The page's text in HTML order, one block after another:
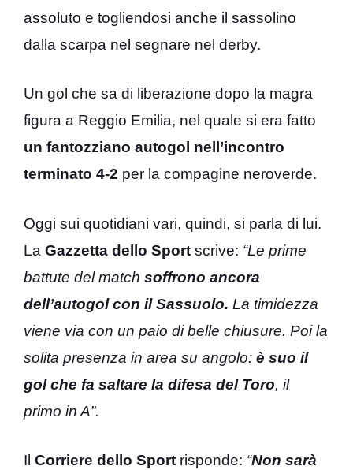
assoluto e togliendosi anche il sassolino
dalla scarpa nel segnare nel derby.
Un gol che sa di liberazione dopo la magra
figura a Reggio Emilia, nel quale si era fatto
un fantozziano autogol nell’incontro
terminato 4-2 per la compagine neroverde.
Oggi sui quotidiani vari, quindi, si parla di lui.
La Gazzetta dello Sport scrive: “Le prime
battute del match soffrono ancora
dell’autogol con il Sassuolo. La timidezza
viene via con un paio di belle chiusure. Poi la
solita presenza in area su angolo: è suo il
gol che fa saltare la difesa del Toro, il
primo in A”.
Il Corriere dello Sport risponde: “Non sarà